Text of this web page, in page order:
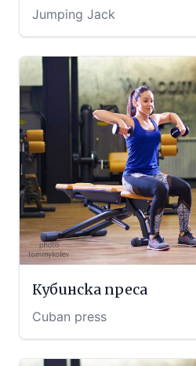
Jumping Jack
Кубинска преса
Cuban press